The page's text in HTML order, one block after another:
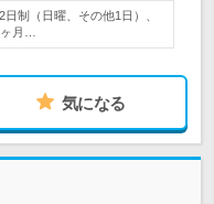
制（日曜、その他1日）、
月…
気になる